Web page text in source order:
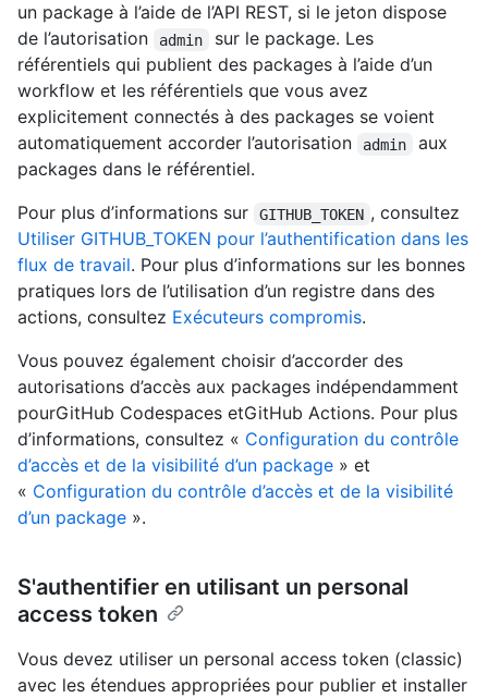
un package à l’aide de l’API REST, si le jeton dispose
de l’autorisation
admin
sur le package. Les
référentiels qui publient des packages à l’aide d’un
workflow et les référentiels que vous avez
explicitement connectés à des packages se voient
automatiquement accorder l’autorisation
admin
aux
packages dans le référentiel.
Pour plus d’informations sur
GITHUB_TOKEN , consultez
Utiliser GITHUB_TOKEN pour l’authentification dans les
flux de travail. Pour plus d’informations sur les bonnes
pratiques lors de l’utilisation d’un registre dans des
actions, consultez Exécuteurs compromis.
Vous pouvez également choisir d’accorder des
autorisations d’accès aux packages indépendamment
pourGitHub Codespaces etGitHub Actions. Pour plus
d’informations, consultez « Configuration du contrôle
d’accès et de la visibilité d’un package » et
« Configuration du contrôle d’accès et de la visibilité
d’un package ».
S'authentifier en utilisant un personal
access token
Vous devez utiliser un personal access token (classic)
avec les étendues appropriées pour publier et installer